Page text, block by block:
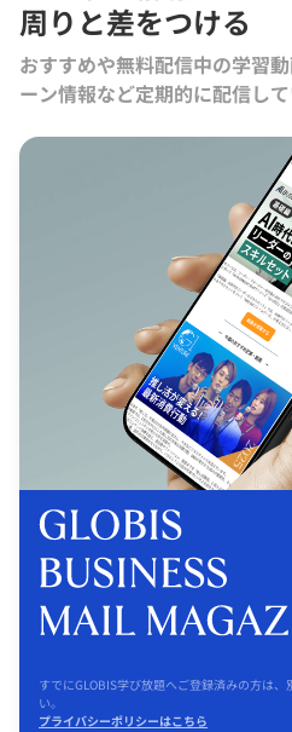
周りと差をつける
おすすめや無料配信中の学習
ーン情報など定期的に配信して
すでにGLOBIS学び放題へご登録済みの方は
い。
プライバシーポリシーはこちら